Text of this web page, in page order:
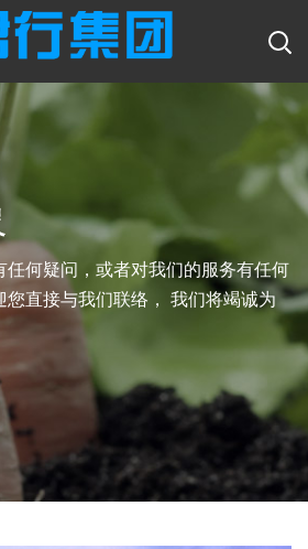
任何疑问，或者对我们的服务有任何
您直接与我们联络， 我们将竭诚为